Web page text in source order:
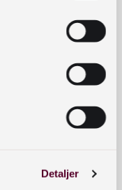
Detaljer
sine.
som kommer
slutter rundt